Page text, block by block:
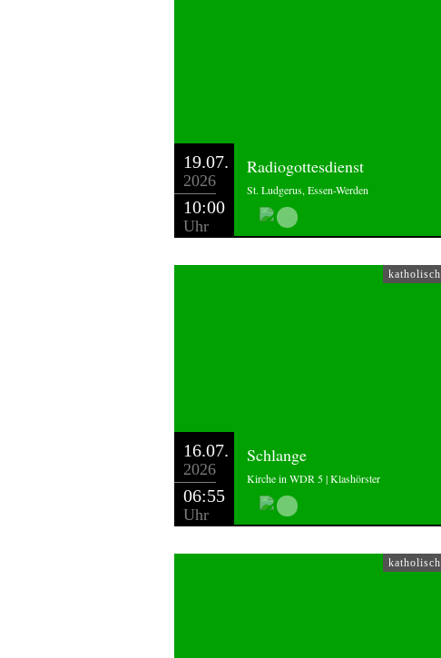
19.07.
2026
10:00
Uhr
Radiogottesdienst
St. Ludgerus, Essen-Werden
katholisch
16.07.
2026
06:55
Uhr
Schlange
Kirche in WDR 5 | Klashörster
katholisch